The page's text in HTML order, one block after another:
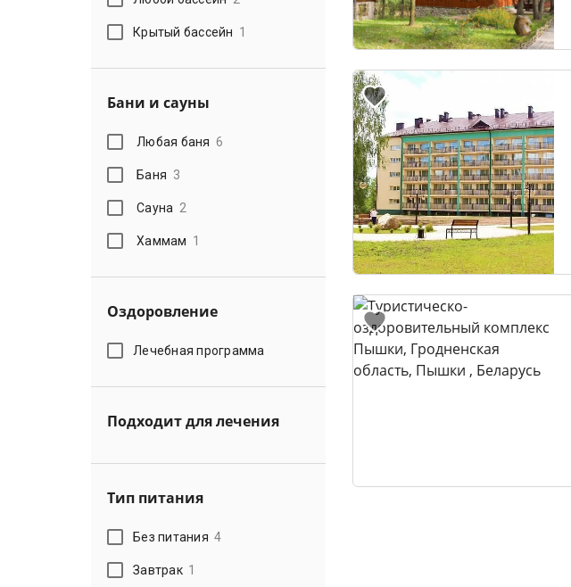
Крытый бассейн 1
Бани и сауны
Любая баня 6
Баня 3
Сауна 2
Хаммам 1
Оздоровление
Лечебная программа
Подходит для лечения
Тип питания
Без питания 4
Завтрак 1